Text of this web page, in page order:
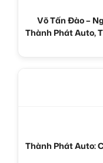
Võ Tấn Đào –
Thành Phát Auto,
Thành Phát Auto: